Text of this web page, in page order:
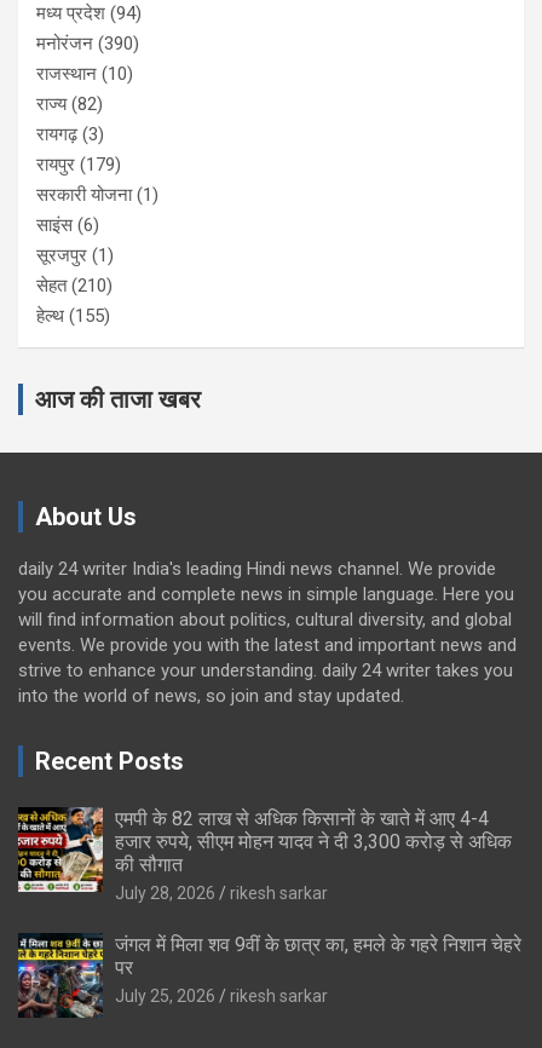
मध्य प्रदेश (94)
मनोरंजन (390)
राजस्थान (10)
राज्य(82)
रायगढ़(3)
रायपुर (179)
सरकारी योजना(1)
साइंस(6)
सूरजपुर (1)
सेहत(210)
हेल्थ (155)
आज की ताजा खबर
About Us
daily 24 writer India's leading Hindi news channel. We provide
you accurate and complete news in simple language. Here you
will find information about politics, cultural diversity, and global
events. We provide you with the latest and important news and
strive to enhance your understanding. daily 24 writer takes you
into the world of news, so join and stay updated.
Recent Posts
एमपी के 82 लाख से अधिक किसानों के खाते में आए 4-4
हजार रुपये, सीएम मोहन यादव ने दी 3,300 करोड़ से अधिक
की सौगात
July 28, 2026 rikesh sarkar
जंगल में मिला शव 9वीं के छात्र का, हमले के गहरे निशान चेहरे
पर
July 25, 2026 rikesh sarkar